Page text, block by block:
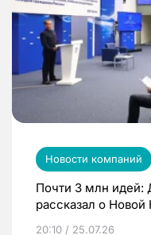
Новости компаний
Почти 3 млн
рассказал о
20:10 / 25.07.26